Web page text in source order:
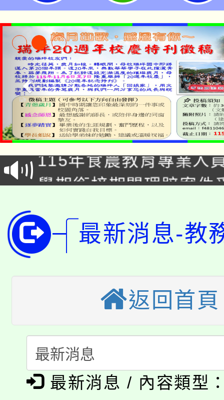
淨零綠生活教案入校路
會
115年食農教育專業人
程
學期銜接期間理賠案件
版
公告本校115學年度第
代理(課)教師甄選結果(
「2026金融保險知識
桃園市115學年度學生
生本土語及新住民語歌
公告本校115學年度第
代理(課)教師甄選結果(
公告本校115學年度第
代理(課)教師甄選結果(
轉知中國文化大學推廣
《TA101》溝通分析基
淨零綠生活教案入校路
最新消息-教
返回首頁
最新消息 / 內容類型